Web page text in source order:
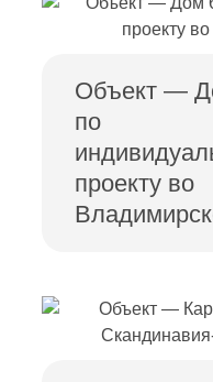
Объект —
по
проекту во